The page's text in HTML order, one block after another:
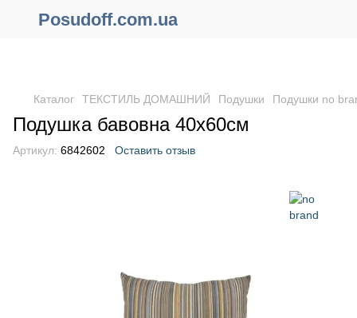
Posudoff.com.ua
Каталог ТЕКСТИЛЬ ДОМАШНИЙ Подушки Подушки no
Подушка бавовна 40x60см
Артикул: 6842602 Оставить отзыв